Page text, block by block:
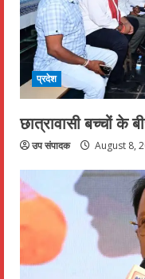
प्रदेश
छात्रावासी बच्चों के
उप संपादक August 8,